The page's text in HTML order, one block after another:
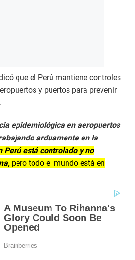
que el Perú mantiene controles
y puertos para prevenir
epidemiológica en aeropuertos
arduamente en la
Perú está controlado y no
pero todo el mundo está en